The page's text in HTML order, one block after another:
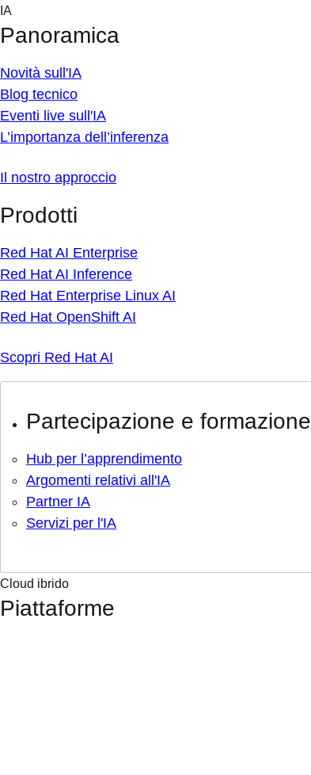
Skip
content
IA
Panoramica
Novità sull'IA
Blog tecnico
Eventi live sull'IA
L’importanza dell’inferenza
Il nostro approccio
Prodotti
Red Hat AI Enterprise
Red Hat AI Inference
Red Hat Enterprise Linux AI
Red Hat OpenShift AI
Scopri Red Hat AI
Partecipazione e formazione
Hub per l’apprendimento
Argomenti relativi all'IA
Partner IA
Servizi per l'IA
Cloud ibrido
Piattaforme